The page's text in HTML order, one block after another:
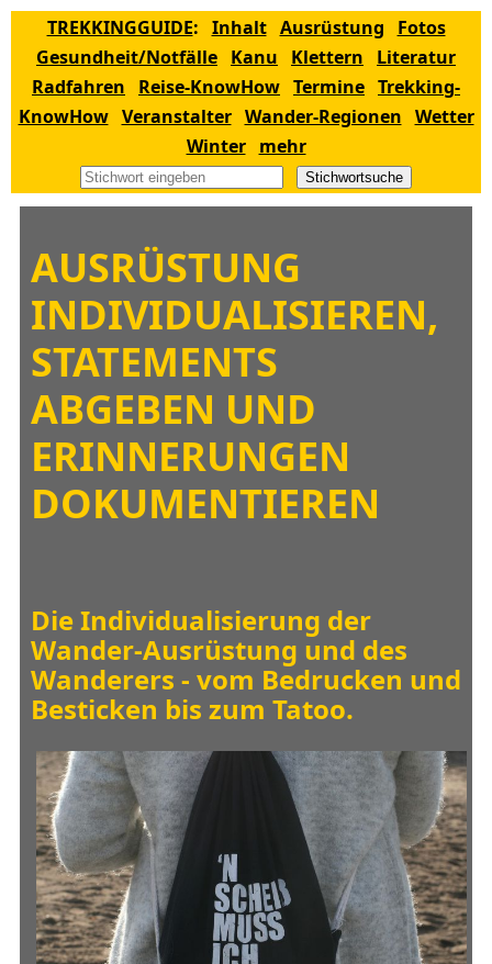
TREKKINGGUIDE: Inhalt Ausrüstung
Fotos
Gesundheit/Notfälle Kanu Klettern
Literatur
Radfahren
Reise-KnowHow Termine Trekking-
KnowHow Veranstalter Wander-Regionen Wetter
Winter
mehr
Stichwortsuche
AUSRÜSTUNG
INDIVIDUALISIEREN,
STATEMENTS
ABGEBEN UND
ERINNERUNGEN
DOKUMENTIEREN
Die Individualisierung der
Wander-Ausrüstung und des
Wanderers - vom Bedrucken und
Besticken bis zum Tatoo.